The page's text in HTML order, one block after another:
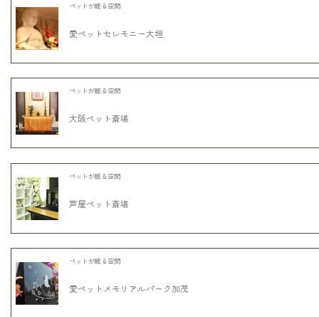
ペットが眠る空間
愛ペットセレモニー大垣
ペットが眠る空間
大阪ペット斎場
ペットが眠る空間
芦屋ペット斎場
ペットが眠る空間
愛ペットメモリアルパーク加茂